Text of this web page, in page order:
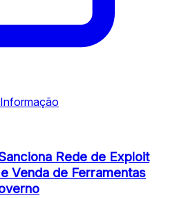
Rede de Exploit
Venda de Ferramentas